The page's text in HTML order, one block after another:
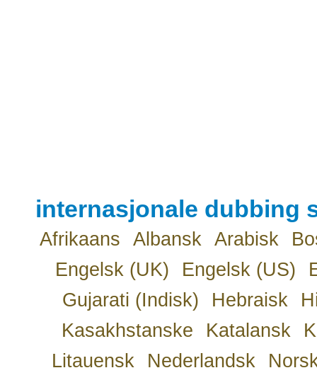
internasjonale dubbing
Afrikaans Albansk Arabisk
Engelsk (UK)
Engelsk (US)
Gujarati (Indisk)
Hebraisk
Kasakhstanske
Katalansk
Litauensk
Nederlandsk